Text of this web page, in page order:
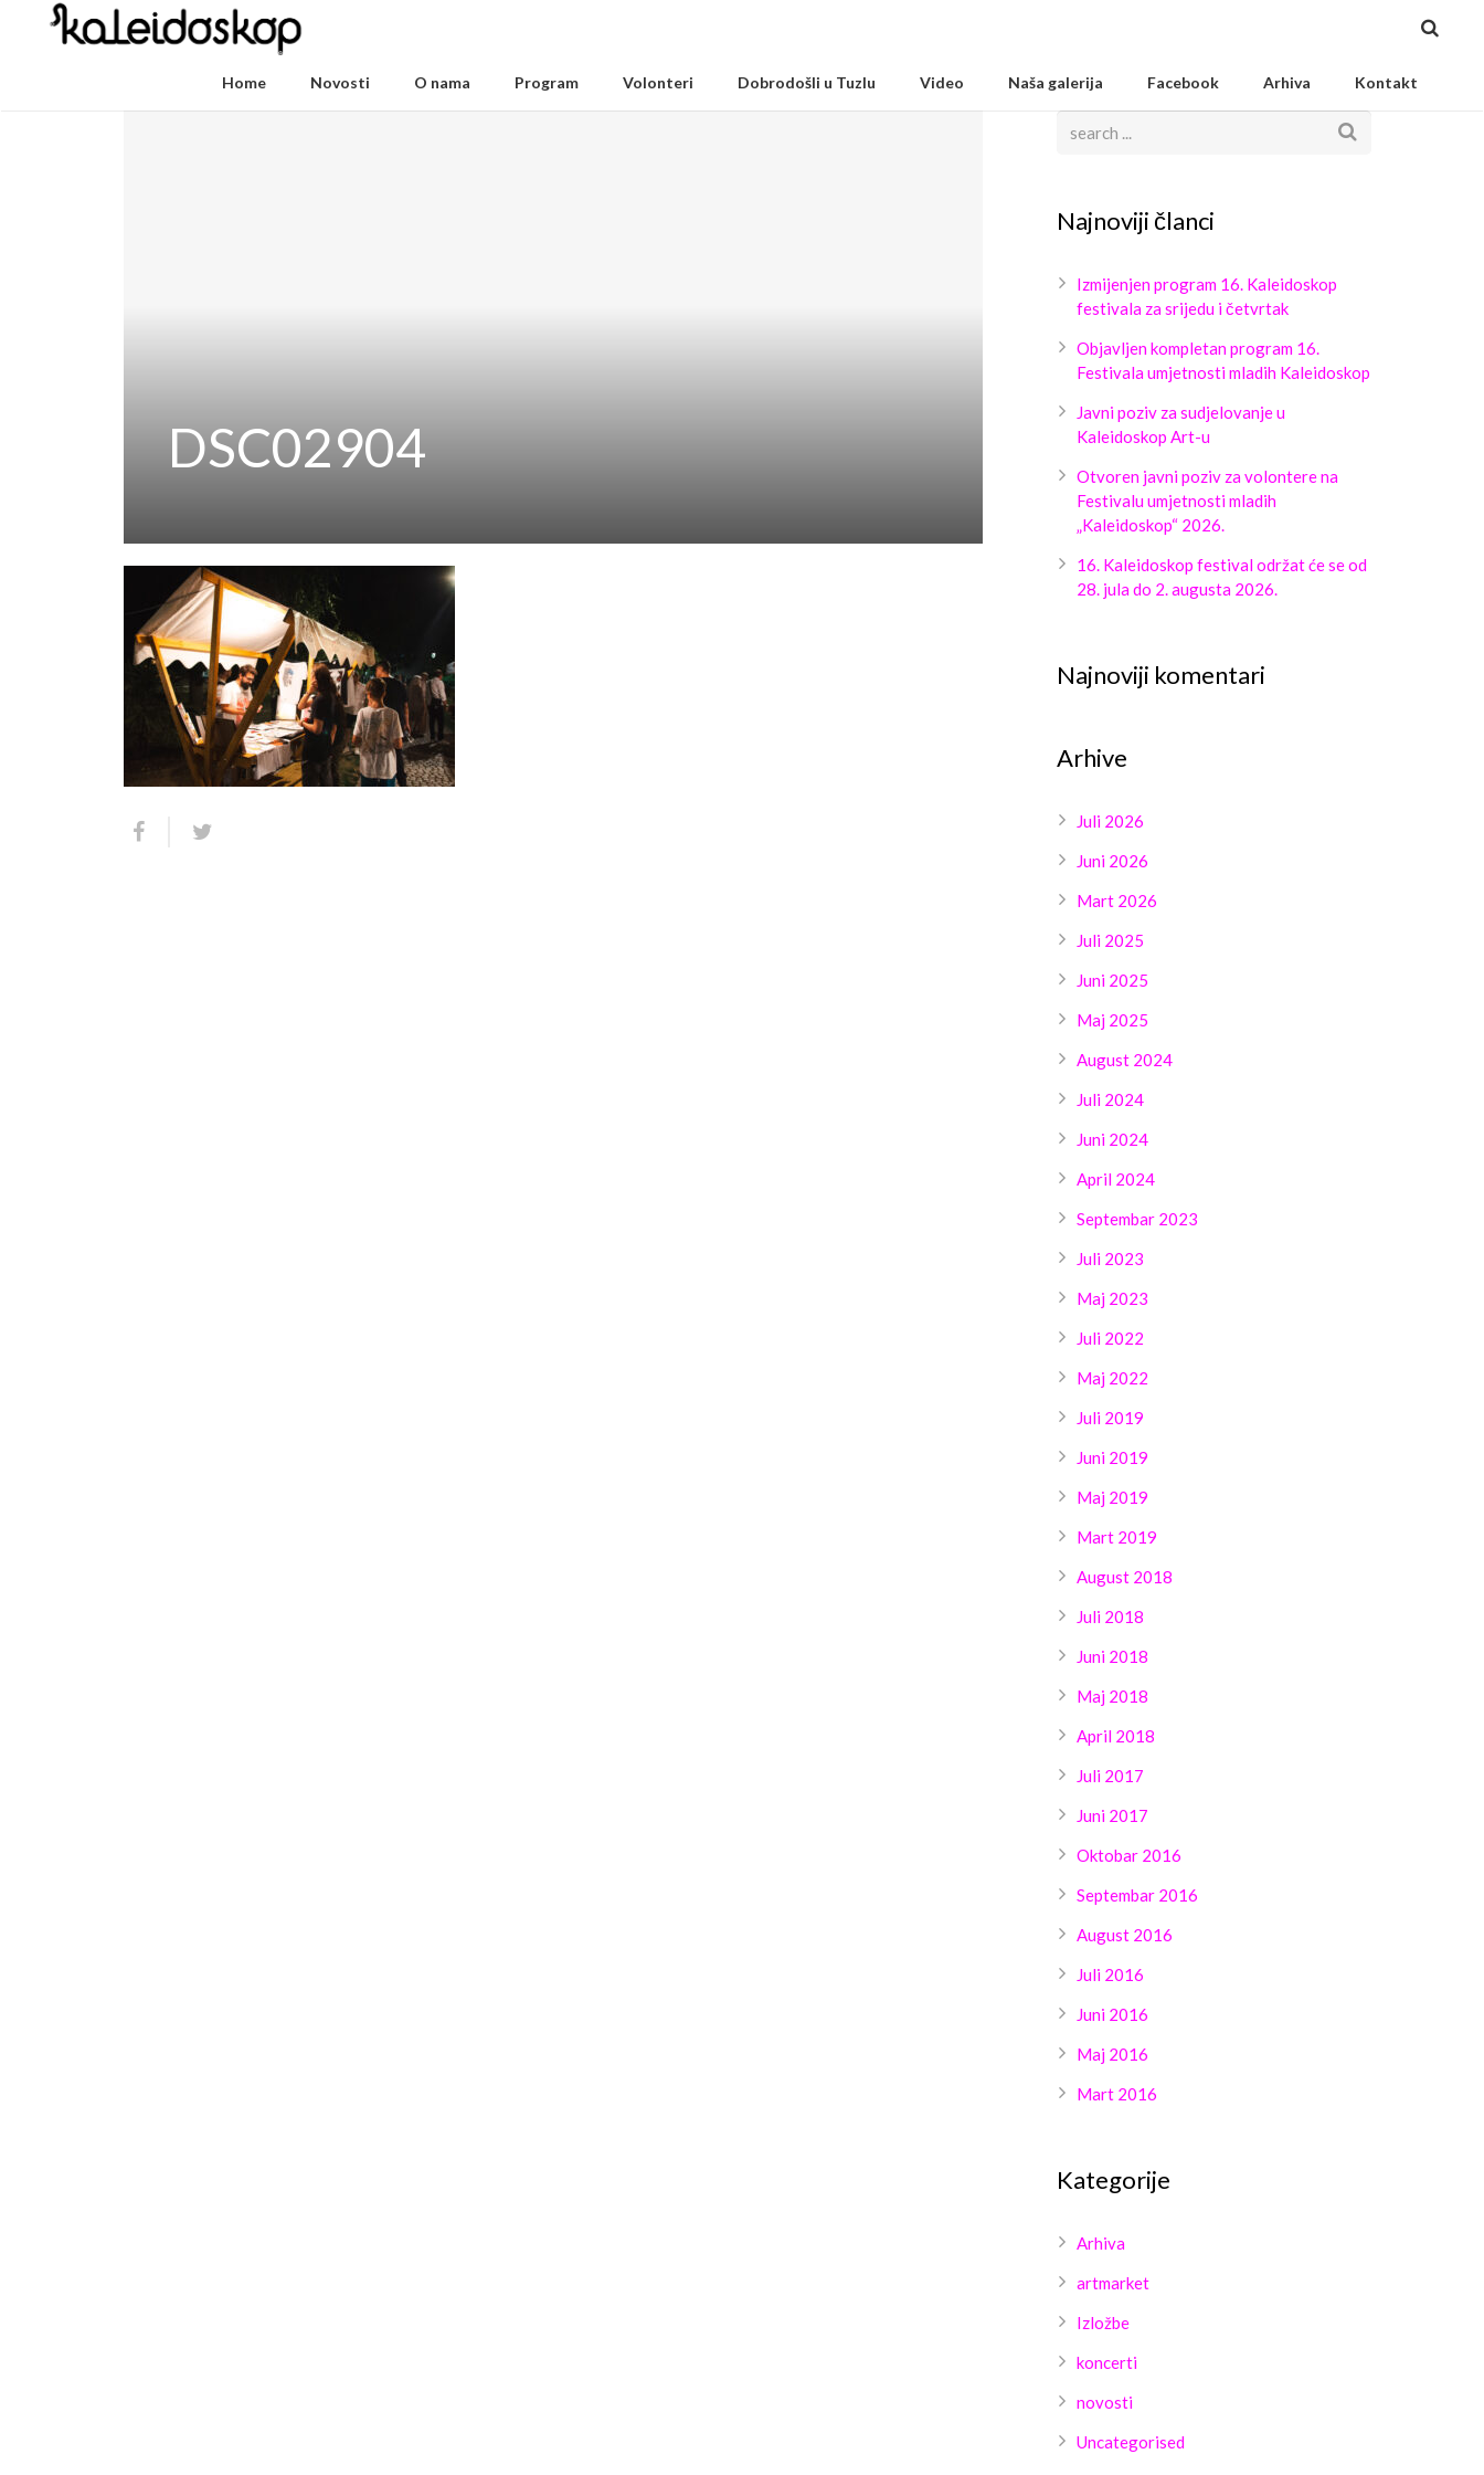
Home Novosti O nama Program Volonteri Dobrodošli u Tuzlu Video Naša galerija Facebook Arhiva Kontakt
DSC02904
Najnoviji članci
Izmijenjen program 16. Kaleidoskop
festivala za srijedu i četvrtak
Objavljen kompletan program 16.
Festivala umjetnosti mladih Kaleidoskop
Javni poziv za sudjelovanje u
Kaleidoskop Art-u
Otvoren javni poziv za volontere na
Festivalu umjetnosti mladih
„Kaleidoskop“ 2026.
16. Kaleidoskop festival održat će se od
28. jula do 2. augusta 2026.
Najnoviji komentari
Arhive
Juli 2026
Juni 2026
Mart 2026
Juli 2025
Juni 2025
Maj 2025
August 2024
Juli 2024
Juni 2024
April 2024
Septembar 2023
Juli 2023
Maj 2023
Juli 2022
Maj 2022
Juli 2019
Juni 2019
Maj 2019
Mart 2019
August 2018
Juli 2018
Juni 2018
Maj 2018
April 2018
Juli 2017
Juni 2017
Oktobar 2016
Septembar 2016
August 2016
Juli 2016
Juni 2016
Maj 2016
Mart 2016
Kategorije
Arhiva
artmarket
Izložbe
koncerti
novosti
Uncategorised